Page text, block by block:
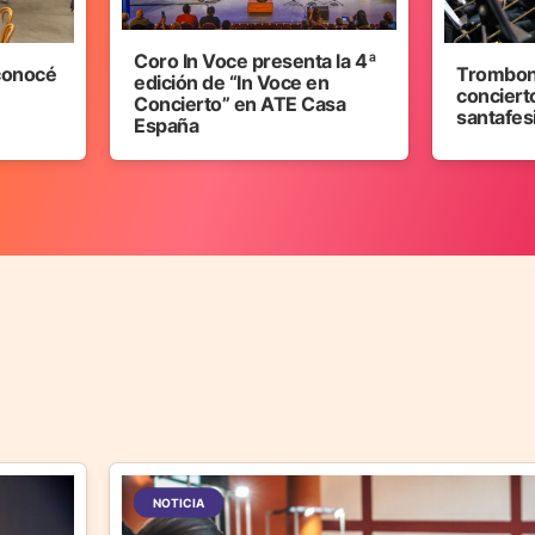
Coro In Voce presenta la 4ª
edición de “In Voce en
Concierto” en ATE Casa
España
NOTICIA